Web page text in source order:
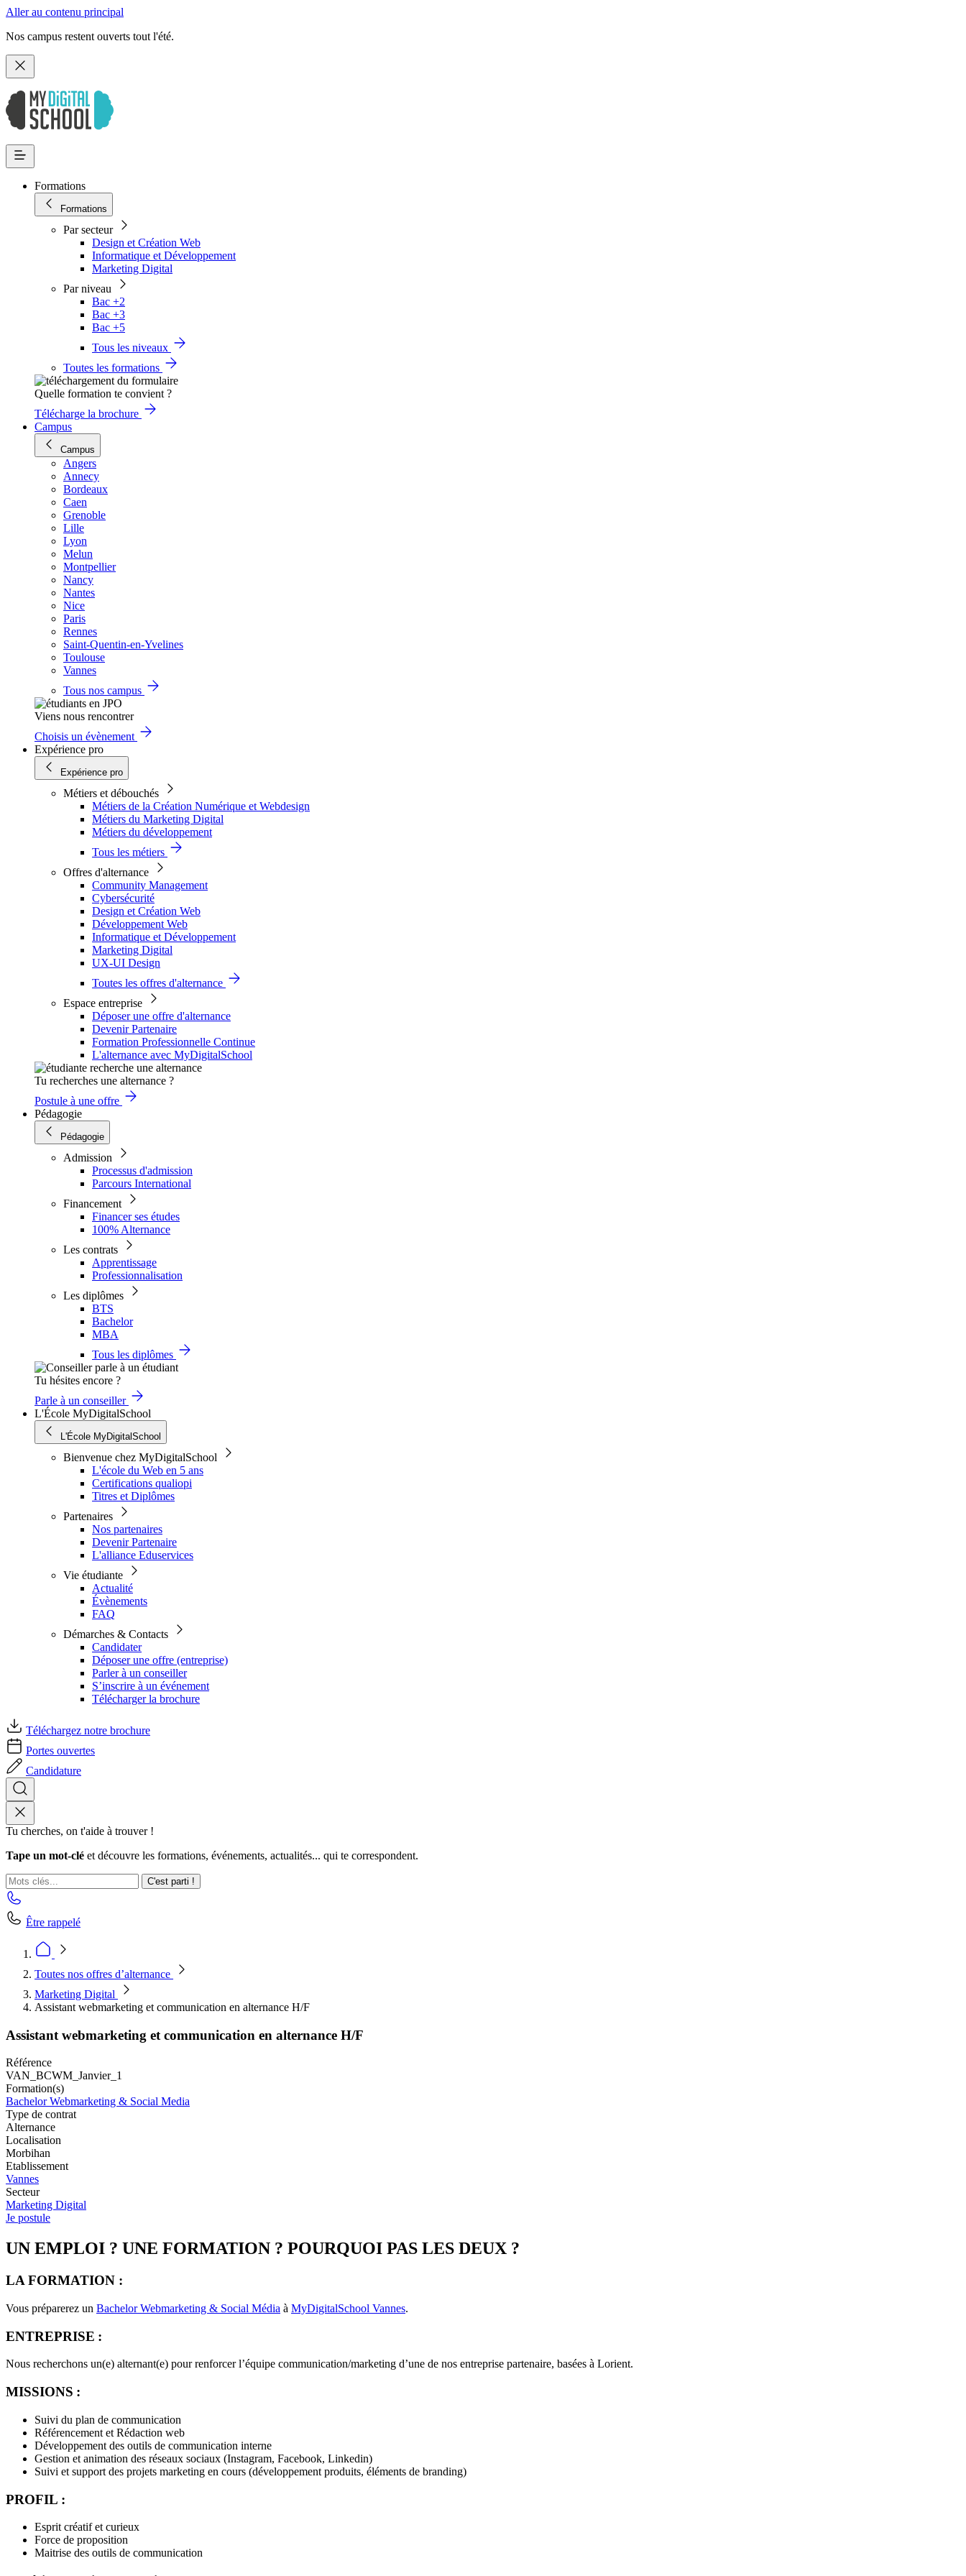
Aller au contenu principal
Nos campus restent ouverts tout l'été.
Formations
Formations
Par secteur
Design et Création Web
Informatique et Développement
Marketing Digital
Par niveau
Bac +2
Bac +3
Bac +5
Tous les niveaux
Toutes les formations
Quelle formation te convient ?
Télécharge la brochure
Campus
Campus
Angers
Annecy
Bordeaux
Caen
Grenoble
Lille
Lyon
Melun
Montpellier
Nancy
Nantes
Nice
Paris
Rennes
Saint-Quentin-en-Yvelines
Toulouse
Vannes
Tous nos campus
Viens nous rencontrer
Choisis un évènement
Expérience pro
Expérience pro
Métiers et débouchés
Métiers de la Création Numérique et Webdesign
Métiers du Marketing Digital
Métiers du développement
Tous les métiers
Offres d'alternance
Community Management
Cybersécurité
Design et Création Web
Développement Web
Informatique et Développement
Marketing Digital
UX-UI Design
Toutes les offres d'alternance
Espace entreprise
Déposer une offre d'alternance
Devenir Partenaire
Formation Professionnelle Continue
L'alternance avec MyDigitalSchool
Tu recherches une alternance ?
Postule à une offre
Pédagogie
Pédagogie
Admission
Processus d'admission
Parcours International
Financement
Financer ses études
100% Alternance
Les contrats
Apprentissage
Professionnalisation
Les diplômes
BTS
Bachelor
MBA
Tous les diplômes
Tu hésites encore ?
Parle à un conseiller
L'École MyDigitalSchool
L'École MyDigitalSchool
Bienvenue chez MyDigitalSchool
L'école du Web en 5 ans
Certifications qualiopi
Titres et Diplômes
Partenaires
Nos partenaires
Devenir Partenaire
L'alliance Eduservices
Vie étudiante
Actualité
Évènements
FAQ
Démarches & Contacts
Candidater
Déposer une offre (entreprise)
Parler à un conseiller
S’inscrire à un événement
Télécharger la brochure
Téléchargez notre brochure
Portes ouvertes
Candidature
Tu cherches, on t'aide à trouver !
Tape un mot-clé et découvre les formations, événements, actualités... qui te correspondent.
C'est parti !
Être rappelé
Toutes nos offres d’alternance
Marketing Digital
Assistant webmarketing et communication en alternance H/F
Assistant webmarketing et communication en alternance H/F
Référence
VAN_BCWM_Janvier_1
Formation(s)
Bachelor Webmarketing & Social Media
Type de contrat
Alternance
Localisation
Morbihan
Etablissement
Vannes
Secteur
Marketing Digital
Je postule
UN EMPLOI ? UNE FORMATION ? POURQUOI PAS LES DEUX ?
LA FORMATION :
Vous préparerez un Bachelor Webmarketing & Social Média à MyDigitalSchool Vannes.
ENTREPRISE :
Nous recherchons un(e) alternant(e) pour renforcer l’équipe communication/marketing d’une de nos entreprise partenaire, basées à Lorient.
MISSIONS :
Suivi du plan de communication
Référencement et Rédaction web
Développement des outils de communication interne
Gestion et animation des réseaux sociaux (Instagram, Facebook, Linkedin)
Suivi et support des projets marketing en cours (développement produits, éléments de branding)
PROFIL :
Esprit créatif et curieux
Force de proposition
Maitrise des outils de communication